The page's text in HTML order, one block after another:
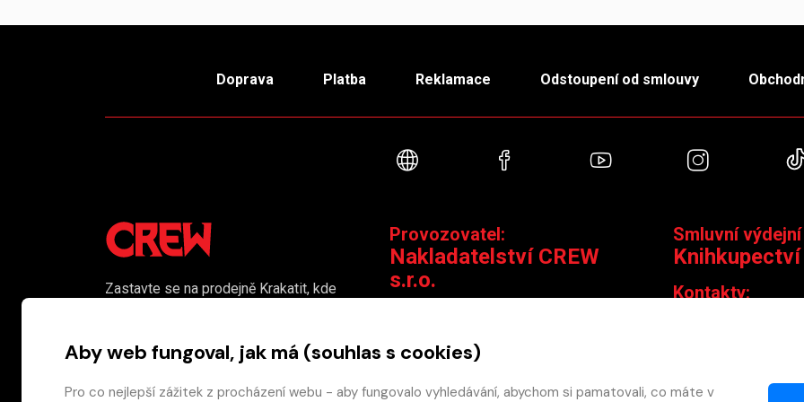
Doprava Platba Reklamace Odstoupení od smlouvy
Webové stránkyFacebookYouTube
Zastavte se na prodejně Krakatit, kde
komiksu.
Prodejna je i naším smluvním výdejním
Provozovatel:
Nakladatelství CREW
s.r.o.
Čáslavská 15/1793, 130 00 Praha 3
+420 603 580 756
Smluvní
Kontakty:
Otevírací doba:
Aby web fungoval, jak má (souhlas s cookies)
Pro co nejlepší zážitek z procházení webu - aby fungovalo vyhledávání, abychom si pamatovali, co máte v